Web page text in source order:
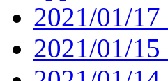
2021/01/
2021/01/